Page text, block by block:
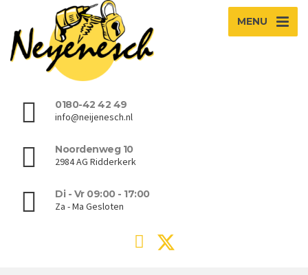
MENU
0180-42 42 49
info@neijenesch.nl
Noordenweg 10
2984 AG Ridderkerk
Di - Vr 09:00 - 17:00
Za - Ma Gesloten